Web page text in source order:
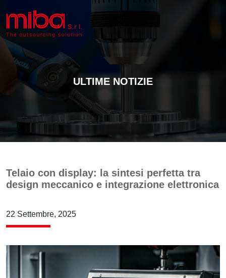
ULTIME NOTIZIE
Telaio con display: la sintesi perfetta tra
design meccanico e integrazione elettronica
22 Settembre, 2025